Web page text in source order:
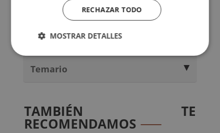
Metodología
Certificación
Temario
TAMBIÉN TE
RECOMENDAMOS
RECHAZAR TODO
MOSTRAR DETALLES